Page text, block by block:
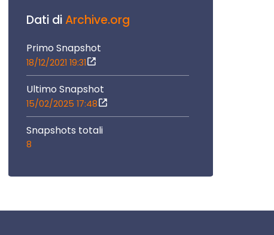
Dati diArchive.org
Primo Snapshot
18/12/2021 19:31
Ultimo Snapshot
15/02/2025 17:48
Snapshots totali
8